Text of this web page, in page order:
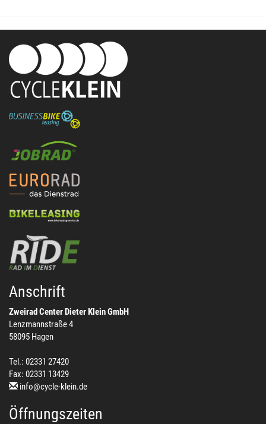
Anschrift
Zweirad Center Dieter Klein GmbH
Lenzmannstraße 4
58095 Hagen
Tel.: 02331 27420
Fax: 02331 13429
info@cycle-klein.de
Öffnungszeiten